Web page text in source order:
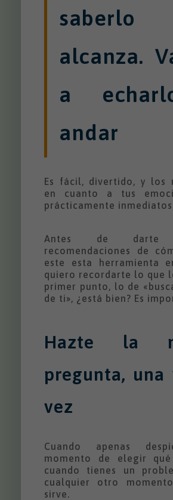
alcanza.
a
andar
Es fácil, divertido, y los
en cuanto a tus
prácticamente
Antes de darte
recomendaciones de
este esta herramienta
quiero recordarte lo que
primer punto, lo de
de ti», ¿está bien? Es
Hazte la
pregunta, una
vez
Cuando apenas
momento de elegir
cuando tienes un
cualquier otro
sirve.